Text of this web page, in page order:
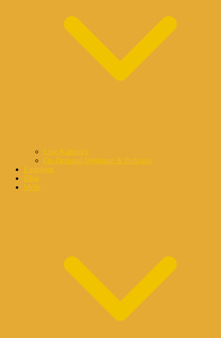
Live Kalender
On-Demand-Webinare & Podcasts
Eintragen
Blog
Mehr